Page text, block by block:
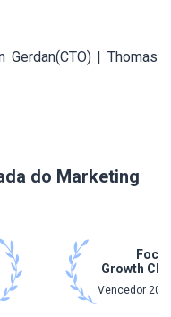
Gerdan(CTO) | Thomas
do Marketing
Growth
Vencedor